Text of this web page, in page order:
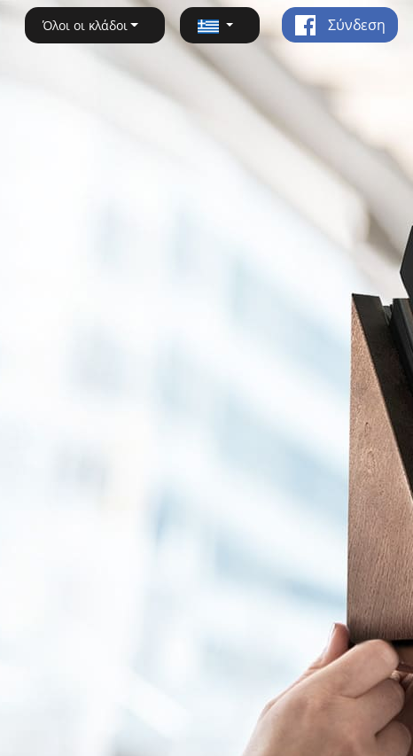
Όλοι οι κλάδοι Σύνδεση